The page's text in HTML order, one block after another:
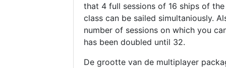
that 4 full sessions of 16 ships of
class can be sailed simultaniously.
number of sessions on which you
has been doubled until 32.
De grootte van de multiplayer